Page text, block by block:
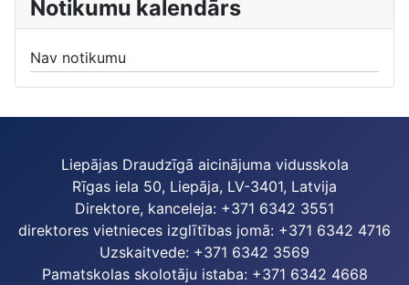
Notikumu kalendārs
Nav notikumu
Liepājas Draudzīgā aicinājuma vidusskola
Rīgas iela 50, Liepāja, LV-3401, Latvija
Direktore, kanceleja: +371 6342 3551
direktores vietnieces izglītības jomā: +371 6342 4716
Uzskaitvede: +371 6342 3569
Pamatskolas skolotāju istaba: +371 6342 4668